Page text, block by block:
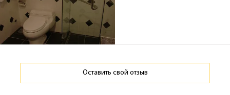
Оставить свой отзыв